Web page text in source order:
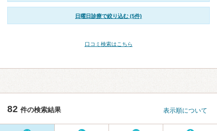
日曜日診療で絞り込む (5件)
口コミ検索はこちら
82 件の検索結果 表示順について